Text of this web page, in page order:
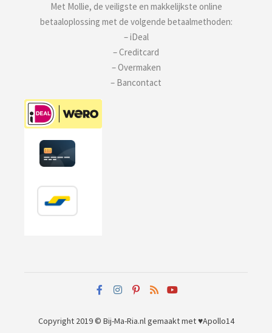
Met Mollie, de veiligste en makkelijkste online
betaaloplossing met de volgende betaalmethoden:
– iDeal
– Creditcard
– Overmaken
– Bancontact
Copyright 2019 © Bij-Ma-Ria.nlgemaakt met ♥Apollo14